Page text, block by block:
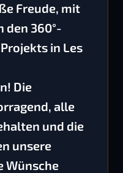
Freude, mit
den 360°-
in Les
Die
alle
und die
unsere
Wünsche